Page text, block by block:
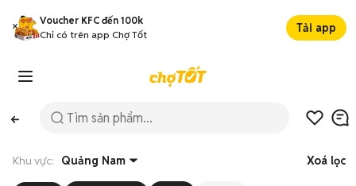
Voucher KFC đến 100k
Chỉ có trên app Chợ Tốt
Tải app
Khu vực: Quảng Nam Xoá lọc